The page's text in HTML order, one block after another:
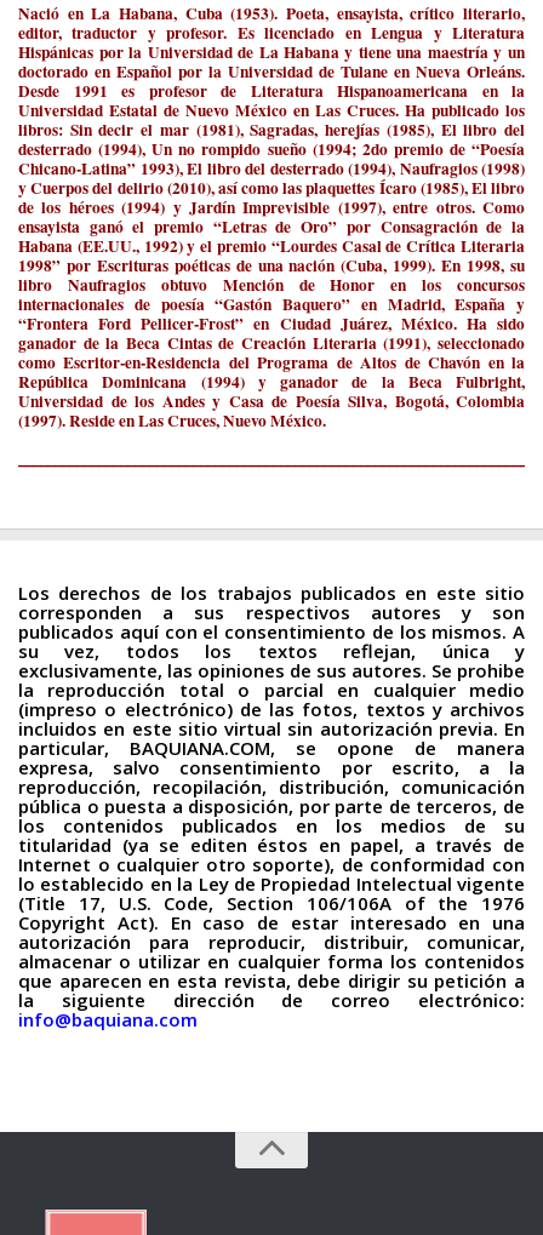
Nació en La Habana, Cuba (1953). Poeta, ensayista, crítico literario,
editor, traductor y profesor. Es licenciado en Lengua y Literatura
Hispánicas por la Universidad de La Habana y tiene una maestría y un
doctorado en Español por la Universidad de Tulane en Nueva Orleáns.
Desde 1991 es profesor de Literatura Hispanoamericana en la
Universidad Estatal de Nuevo México en Las Cruces. Ha publicado los
libros: Sin decir el mar (1981), Sagradas, herejías (1985), El libro del
desterrado (1994), Un no rompido sueño (1994; 2do premio de “Poesía
Chicano-Latina” 1993), El libro del desterrado (1994), Naufragios (1998)
y Cuerpos del delirio (2010), así como las plaquettes Ícaro (1985), El libro
de los héroes (1994) y Jardín Imprevisible (1997), entre otros. Como
ensayista ganó el premio “Letras de Oro” por Consagración de la
Habana (EE.UU., 1992) y el premio “Lourdes Casal de Crítica Literaria
1998” por Escrituras poéticas de una nación (Cuba, 1999). En 1998, su
libro Naufragios obtuvo Mención de Honor en los concursos
internacionales de poesía “Gastón Baquero” en Madrid, España y
“Frontera Ford Pellicer-Frost” en Ciudad Juárez, México. Ha sido
ganador de la Beca Cintas de Creación Literaria (1991), seleccionado
como Escritor-en-Residencia del Programa de Altos de Chavón en la
República Dominicana (1994) y ganador de la Beca Fulbright,
Universidad de los Andes y Casa de Poesía Silva, Bogotá, Colombia
(1997). Reside en Las Cruces, Nuevo México.
Los derechos de los trabajos publicados en este sitio
corresponden a sus respectivos autores y son
publicados aquí con el consentimiento de los mismos. A
su vez, todos los textos reflejan, única y
exclusivamente, las opiniones de sus autores. Se prohibe
la reproducción total o parcial en cualquier medio
(impreso o electrónico) de las fotos, textos y archivos
incluidos en este sitio virtual sin autorización previa. En
particular, BAQUIANA.COM, se opone de manera
expresa, salvo consentimiento por escrito, a la
reproducción, recopilación, distribución, comunicación
pública o puesta a disposición, por parte de terceros, de
los contenidos publicados en los medios de su
titularidad (ya se editen éstos en papel, a través de
Internet o cualquier otro soporte), de conformidad con
lo establecido en la Ley de Propiedad Intelectual vigente
(Title 17, U.S. Code, Section 106/106A of the 1976
Copyright Act). En caso de estar interesado en una
autorización para reproducir, distribuir, comunicar,
almacenar o utilizar en cualquier forma los contenidos
que aparecen en esta revista, debe dirigir su petición a
la siguiente dirección de correo electrónico:
info@baquiana.com